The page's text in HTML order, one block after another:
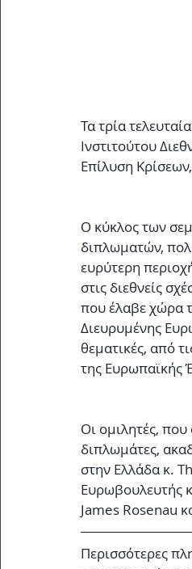
Τα τρία
Ινστιτούτου
Επίλυση
Ο κύκλος των
διπλωματών,
ευρύτερη
στις διεθνείς
που έλαβε χώρα
Διευρυμένης
θεματικές, από
της Ευρωπαϊκής
Οι ομιλητές,
διπλωμάτες,
στην Ελλάδα κ.
Ευρωβουλευτής
James Rosenau
Περισσότερες